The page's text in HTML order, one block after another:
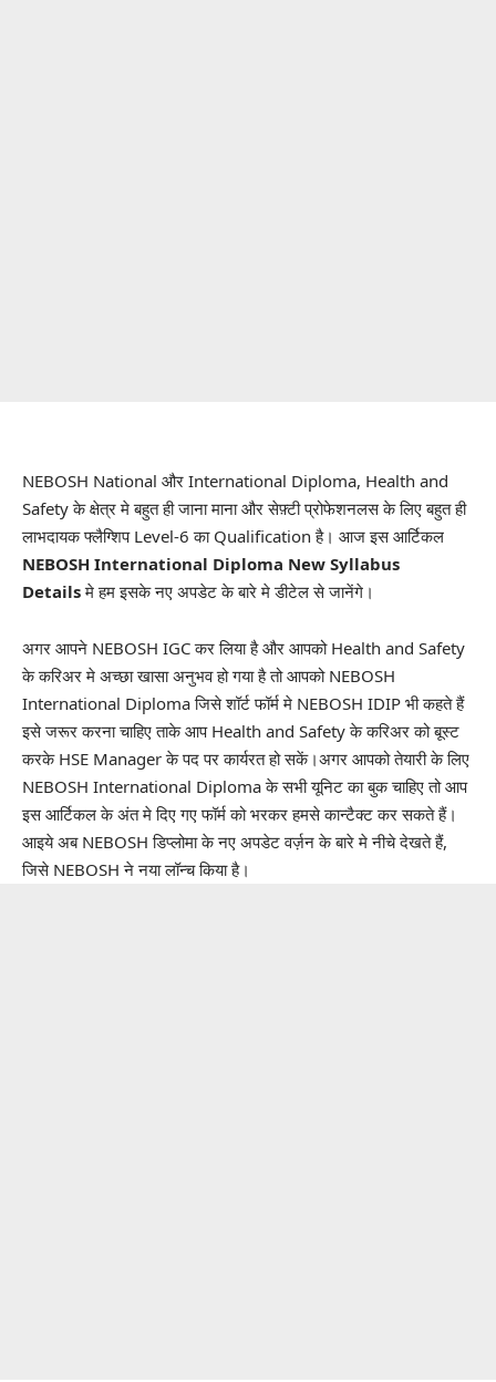
NEBOSH National और International Diploma, Health and
Safety के क्षेत्र मे बहुत ही जाना माना और सेफ़्टी प्रोफेशनलस के लिए बहुत ही
लाभदायक फ्लैग्शिप Level-6 का Qualification है। आज इस आर्टिकल
NEBOSH International Diploma New Syllabus
Detailsमे हम इसके नए अपडेट के बारे मे डीटेल से जानेंगे।
अगर आपने NEBOSH IGC कर लिया है और आपको Health and Safety
के करिअर मे अच्छा खासा अनुभव हो गया है तो आपको NEBOSH
International Diploma जिसे शॉर्ट फॉर्म मे NEBOSH IDIP भी कहते हैं
इसे जरूर करना चाहिए ताके आप Health and Safety के करिअर को बूस्ट
करके HSE Manager के पद पर कार्यरत हो सकें।अगर आपको तेयारी के लिए
NEBOSH International Diploma के सभी यूनिट का बुक चाहिए तो आप
इस आर्टिकल के अंत मे दिए गए फॉर्म को भरकर हमसे कान्टैक्ट कर सकते हैं।
आइये अब NEBOSH डिप्लोमा के नए अपडेट वर्ज़न के बारे मे नीचे देखते हैं,
जिसे NEBOSH ने नया लॉन्च किया है।